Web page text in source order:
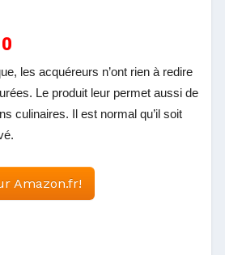
les acquéreurs n’ont rien à redire
Le produit leur permet aussi de
culinaires. Il est normal qu’il soit
Amazon.fr!